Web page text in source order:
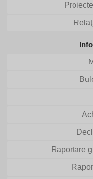
Raportare